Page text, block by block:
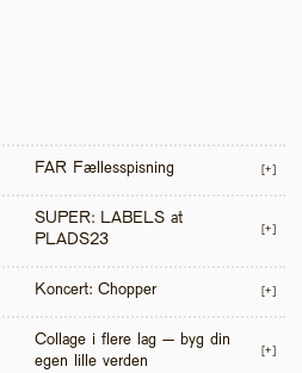
FAR Fællesspisning [+]
SUPER: LABELS at
PLADS23
[+]
Koncert: Chopper [+]
Collage i flere lag – byg din
egen lille verden
[+]